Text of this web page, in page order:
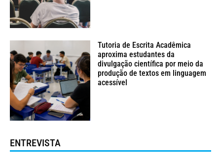
Tutoria de Escrita Acadêmica
aproxima estudantes da
divulgação científica por meio da
produção de textos em linguagem
acessível
ENTREVISTA